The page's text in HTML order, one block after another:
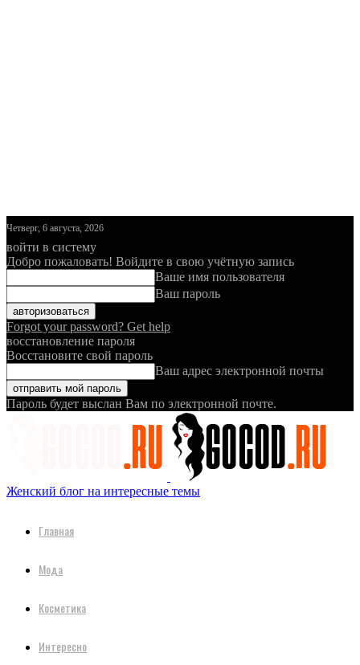
Четверг, 6 августа, 2026
войти в систему
Добро пожаловать! Войдите в свою учётную запись
Ваше имя пользователя
Ваш пароль
Forgot your password? Get help
восстановление пароля
Восстановите свой пароль
Ваш адрес электронной почты
Пароль будет выслан Вам по электронной почте.
Женский блог на интересные темы
Главная
Мода
Косметика
Интересно